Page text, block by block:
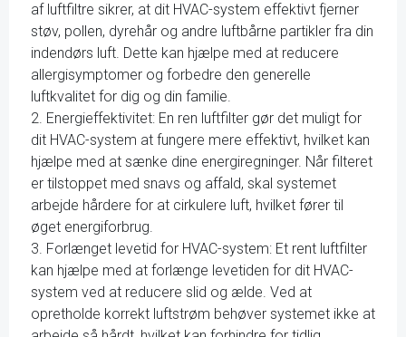
af luftfiltre sikrer, at dit HVAC-system effektivt fjerner
støv, pollen, dyrehår og andre luftbårne partikler fra din
indendørs luft. Dette kan hjælpe med at reducere
allergisymptomer og forbedre den generelle
luftkvalitet for dig og din familie.
2. Energieffektivitet: En ren luftfilter gør det muligt for
dit HVAC-system at fungere mere effektivt, hvilket kan
hjælpe med at sænke dine energiregninger. Når filteret
er tilstoppet med snavs og affald, skal systemet
arbejde hårdere for at cirkulere luft, hvilket fører til
øget energiforbrug.
3. Forlænget levetid for HVAC-system: Et rent luftfilter
kan hjælpe med at forlænge levetiden for dit HVAC-
system ved at reducere slid og ælde. Ved at
opretholde korrekt luftstrøm behøver systemet ikke at